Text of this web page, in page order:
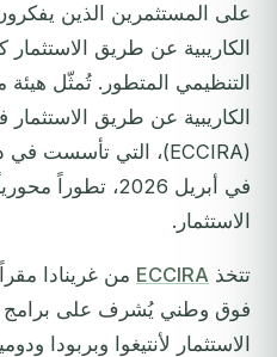
على المستثمرين الذين
الكاريبية عن طريق
التنظيمي المتطور. تُمثّل
الكاريبية عن طريق
في أبريل 2026،
الاستثمار.
تتخذ ECCIRA من غرينادا
فوق وطني يُشرف على برامج
الاستثمار لأنتيغوا وبربودا